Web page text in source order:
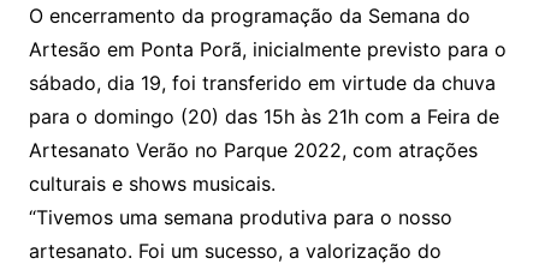
O encerramento da programação da Semana do
Artesão em Ponta Porã, inicialmente previsto para o
sábado, dia 19, foi transferido em virtude da chuva
para o domingo (20) das 15h às 21h com a Feira de
Artesanato Verão no Parque 2022, com atrações
culturais e shows musicais.
“Tivemos uma semana produtiva para o nosso
artesanato. Foi um sucesso, a valorização do